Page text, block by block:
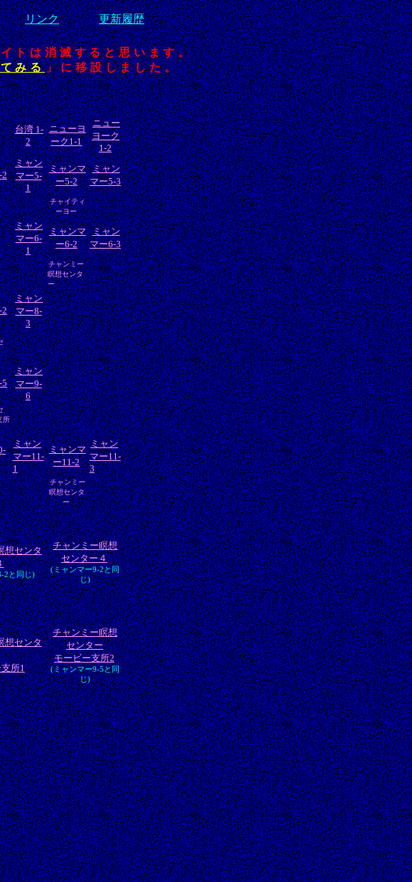
リンク 更新履歴
トは消滅すると思います。
みる」に移設しました。
台湾 1-
2
ニューヨ
ーク1-1
ニュー
ヨーク
1-2
2
ミャン
マー5-
1
ミャンマ
ー5-2
ミャン
マー5-3
チャイティ
ーヨー
ミャン
マー6-
1
ミャンマ
ー6-2
ミャン
マー6-3
チャンミー
瞑想センタ
ー
2
ミャン
マー8-
3
5
ミャン
マー9-
6
所
ミャン
マー11-
1
ミャンマ
ー11-2
ミャン
マー11-
3
チャンミー
瞑想センタ
ー
想センタ
2と同じ)
チャンミー瞑想
センター４
(ミャンマー9-2と同
じ)
想センタ
所1
チャンミー瞑想
センター
モービー支所2
(ミャンマー9-5と同
じ)